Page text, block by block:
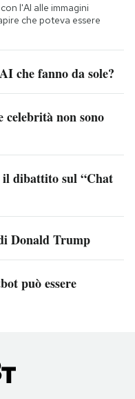
l'AI alle immagini
che poteva essere
che fanno da sole?
non sono
il dibattito sul “Chat
Donald Trump
può essere